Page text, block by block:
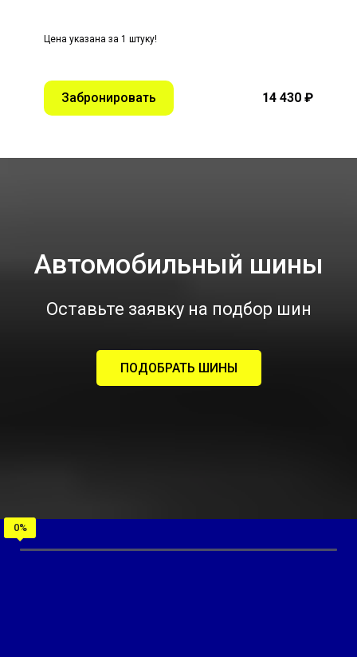
Цена указана за 1 штуку!
Забронировать 14 430 ₽
Автомобильный шины
Оставьте заявку на подбор шин
ПОДОБРАТЬ ШИНЫ